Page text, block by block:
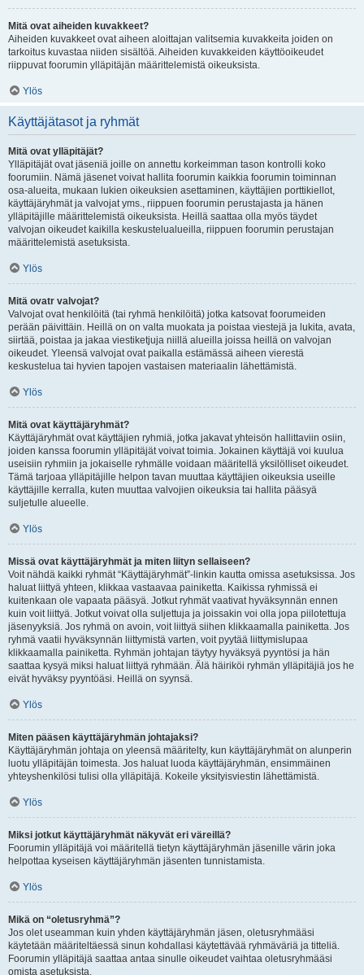
Mitä ovat aiheiden kuvakkeet?
Aiheiden kuvakkeet ovat aiheen aloittajan valitsemia kuvakkeita joiden on
tarkoitus kuvastaa niiden sisältöä. Aiheiden kuvakkeiden käyttöoikeudet
riippuvat foorumin ylläpitäjän määrittelemistä oikeuksista.
Ylös
Käyttäjätasot ja ryhmät
Mitä ovat ylläpitäjät?
Ylläpitäjät ovat jäseniä joille on annettu korkeimman tason kontrolli koko
foorumiin. Nämä jäsenet voivat hallita foorumin kaikkia foorumin toiminnan
osa-alueita, mukaan lukien oikeuksien asettaminen, käyttäjien porttikiellot,
käyttäjäryhmät ja valvojat yms., riippuen foorumin perustajasta ja hänen
ylläpitäjille määrittelemistä oikeuksista. Heillä saattaa olla myös täydet
valvojan oikeudet kaikilla keskustelualueilla, riippuen foorumin perustajan
määrittelemistä asetuksista.
Ylös
Mitä ovatr valvojat?
Valvojat ovat henkilöitä (tai ryhmä henkilöitä) jotka katsovat foorumeiden
perään päivittäin. Heillä on on valta muokata ja poistaa viestejä ja lukita, avata,
siirtää, poistaa ja jakaa viestiketjuja niillä alueilla joissa heillä on valvojan
oikeudet. Yleensä valvojat ovat paikalla estämässä aiheen vierestä
keskustelua tai hyvien tapojen vastaisen materiaalin lähettämistä.
Ylös
Mitä ovat käyttäjäryhmät?
Käyttäjäryhmät ovat käyttäjien ryhmiä, jotka jakavat yhteisön hallittaviin osiin,
joiden kanssa foorumin ylläpitäjät voivat toimia. Jokainen käyttäjä voi kuulua
useisiin ryhmiin ja jokaiselle ryhmälle voidaan määritellä yksilölliset oikeudet.
Tämä tarjoaa ylläpitäjille helpon tavan muuttaa käyttäjien oikeuksia useille
käyttäjille kerralla, kuten muuttaa valvojien oikeuksia tai hallita pääsyä
suljetulle alueelle.
Ylös
Missä ovat käyttäjäryhmät ja miten liityn sellaiseen?
Voit nähdä kaikki ryhmät “Käyttäjäryhmät”-linkin kautta omissa asetuksissa. Jos
haluat liittyä yhteen, klikkaa vastaavaa painiketta. Kaikissa ryhmissä ei
kuitenkaan ole vapaata pääsyä. Jotkut ryhmät vaativat hyväksynnän ennen
kuin voit liittyä. Jotkut voivat olla suljettuja ja joissakin voi olla jopa piilotettuja
jäsenyyksiä. Jos ryhmä on avoin, voit liittyä siihen klikkaamalla painiketta. Jos
ryhmä vaatii hyväksynnän liittymistä varten, voit pyytää liittymislupaa
klikkaamalla painiketta. Ryhmän johtajan täytyy hyväksyä pyyntösi ja hän
saattaa kysyä miksi haluat liittyä ryhmään. Älä häiriköi ryhmän ylläpitäjiä jos he
eivät hyväksy pyyntöäsi. Heillä on syynsä.
Ylös
Miten pääsen käyttäjäryhmän johtajaksi?
Käyttäjäryhmän johtaja on yleensä määritelty, kun käyttäjäryhmät on alunperin
luotu ylläpitäjän toimesta. Jos haluat luoda käyttäjäryhmän, ensimmäinen
yhteyshenkilösi tulisi olla ylläpitäjä. Kokeile yksityisviestin lähettämistä.
Ylös
Miksi jotkut käyttäjäryhmät näkyvät eri väreillä?
Foorumin ylläpitäjä voi määritellä tietyn käyttäjäryhmän jäsenille värin joka
helpottaa kyseisen käyttäjäryhmän jäsenten tunnistamista.
Ylös
Mikä on “oletusryhmä”?
Jos olet useamman kuin yhden käyttäjäryhmän jäsen, oletusryhmääsi
käytetään määriteltäessä sinun kohdallasi käytettävää ryhmäväriä ja titteliä.
Foorumin ylläpitäjä saattaa antaa sinulle oikeudet vaihtaa oletusryhmääsi
omista asetuksista.